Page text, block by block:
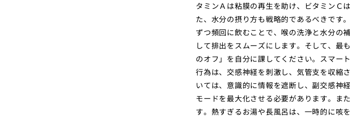
タミンＡは粘膜の再生を助け、ビタミンＣ
た、水分の摂り方も戦略的であるべきです
ずつ頻回に飲むことで、喉の洗浄と水分の
して排出をスムーズにします。そして、最
のオフ」を自分に課してください。スマー
行為は、交感神経を刺激し、気管支を収縮
いては、意識的に情報を遮断し、副交感神
モードを最大化させる必要があります。ま
す。熱すぎるお湯や長風呂は、一時的に咳